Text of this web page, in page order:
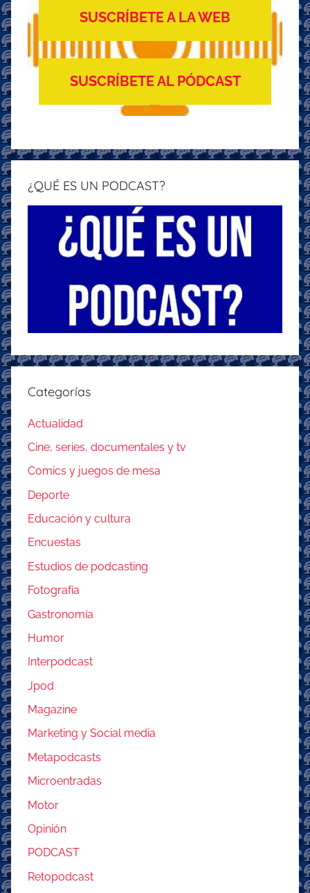
SUSCRÍBETE A LA WEB
SUSCRÍBETE AL PÓDCAST
¿QUÉ ES UN PODCAST?
Categorías
Actualidad
Cine, series, documentales y tv
Comics y juegos de mesa
Deporte
Educación y cultura
Encuestas
Estudios de podcasting
Fotografía
Gastronomía
Humor
Interpodcast
Jpod
Magazine
Marketing y Social media
Metapodcasts
Microentradas
Motor
Opinión
PODCAST
Retopodcast